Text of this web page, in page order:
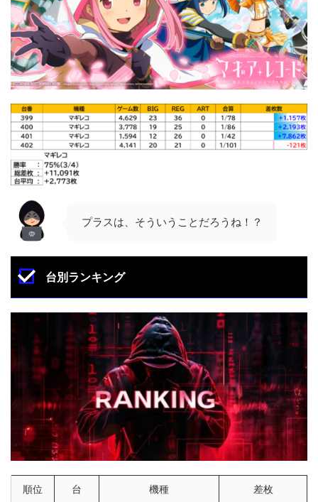
プラスは、そういうことだろうね！？
台別ランキング
順位 台 機種 差枚